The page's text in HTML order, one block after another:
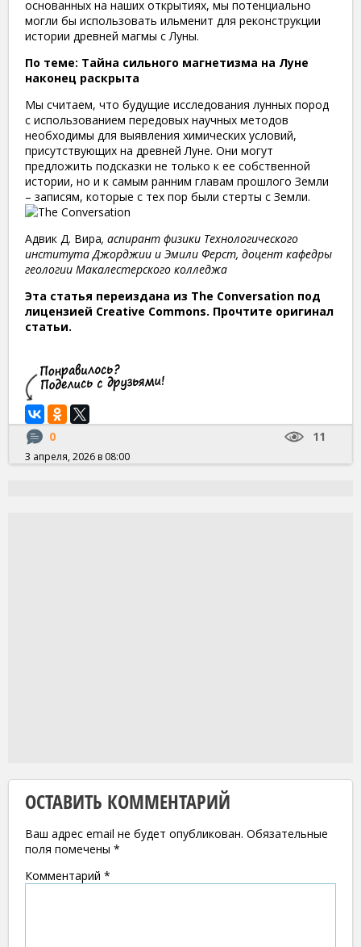
основанных на наших открытиях, мы потенциально
могли бы использовать ильменит для реконструкции
истории древней магмы с Луны.
По теме: Тайна сильного магнетизма на Луне
наконец раскрыта
Мы считаем, что будущие исследования лунных пород
с использованием передовых научных методов
необходимы для выявления химических условий,
присутствующих на древней Луне. Они могут
предложить подсказки не только к ее собственной
истории, но и к самым ранним главам прошлого Земли
– записям, которые с тех пор были стерты с Земли.
Адвик Д. Вира, аспирант физики Технологического
института Джорджии и Эмили Ферст, доцент кафедры
геологии Макалестерского колледжа
Эта статья переиздана из The Conversation под
лицензией Creative Commons. Прочтите оригинал
статьи.
0 11
3 апреля, 2026 в 08:00
ОСТАВИТЬ КОММЕНТАРИЙ
Ваш адрес email не будет опубликован. Обязательные
поля помечены *
Комментарий *